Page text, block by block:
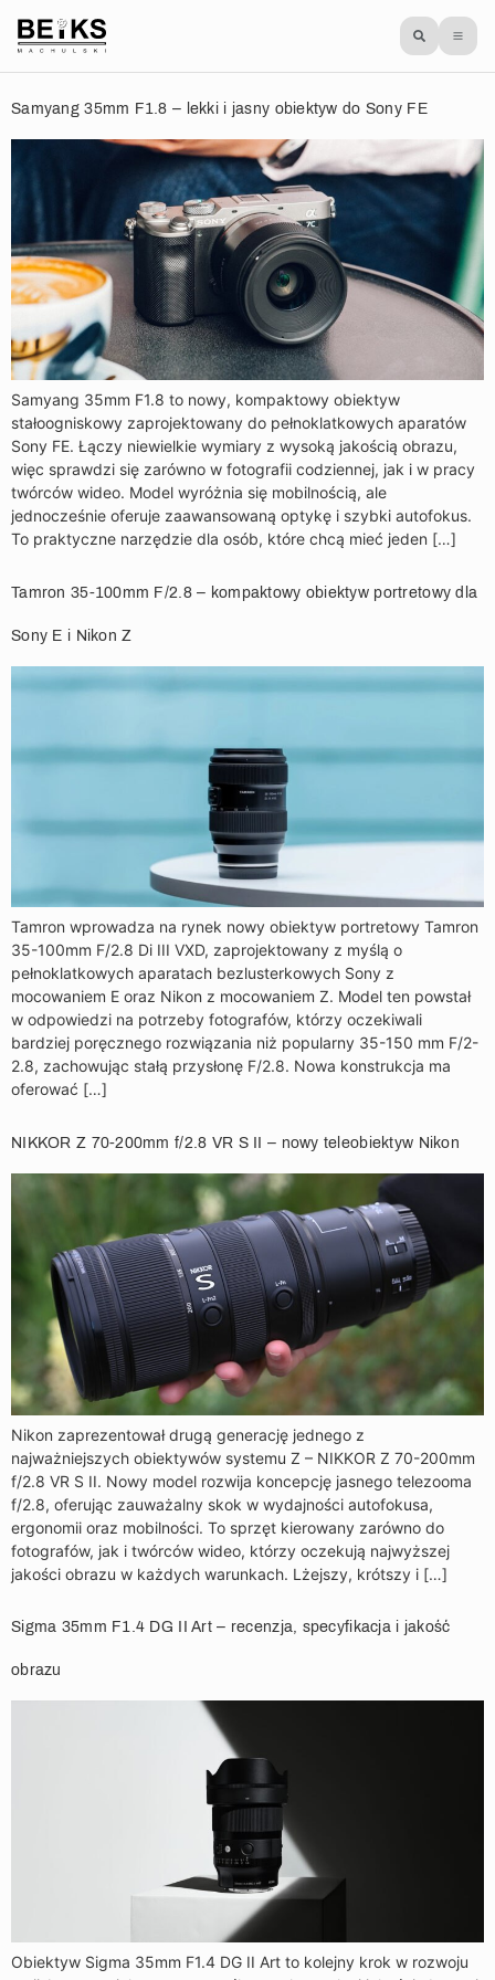
Samyang 35mm F1.8 – lekki i jasny obiektyw do Sony FE
Samyang 35mm F1.8 to nowy, kompaktowy obiektyw
stałoogniskowy zaprojektowany do pełnoklatkowych aparatów
Sony FE. Łączy niewielkie wymiary z wysoką jakością obrazu,
więc sprawdzi się zarówno w fotografii codziennej, jak i w pracy
twórców wideo. Model wyróżnia się mobilnością, ale
jednocześnie oferuje zaawansowaną optykę i szybki autofokus.
To praktyczne narzędzie dla osób, które chcą mieć jeden […]
Tamron 35-100mm F/2.8 – kompaktowy obiektyw portretowy dla
Sony E i Nikon Z
Tamron wprowadza na rynek nowy obiektyw portretowy Tamron
35-100mm F/2.8 Di III VXD, zaprojektowany z myślą o
pełnoklatkowych aparatach bezlusterkowych Sony z
mocowaniem E oraz Nikon z mocowaniem Z. Model ten powstał
w odpowiedzi na potrzeby fotografów, którzy oczekiwali
bardziej poręcznego rozwiązania niż popularny 35-150 mm F/2-
2.8, zachowując stałą przysłonę F/2.8. Nowa konstrukcja ma
oferować […]
NIKKOR Z 70-200mm f/2.8 VR S II – nowy teleobiektyw Nikon
Nikon zaprezentował drugą generację jednego z
najważniejszych obiektywów systemu Z – NIKKOR Z 70-200mm
f/2.8 VR S II. Nowy model rozwija koncepcję jasnego telezooma
f/2.8, oferując zauważalny skok w wydajności autofokusa,
ergonomii oraz mobilności. To sprzęt kierowany zarówno do
fotografów, jak i twórców wideo, którzy oczekują najwyższej
jakości obrazu w każdych warunkach. Lżejszy, krótszy i […]
Sigma 35mm F1.4 DG II Art – recenzja, specyfikacja i jakość
obrazu
Obiektyw Sigma 35mm F1.4 DG II Art to kolejny krok w rozwoju